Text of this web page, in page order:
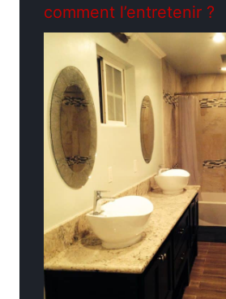
comment l’entretenir ?